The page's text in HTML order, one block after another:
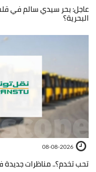
عاجل: بحر سيدي سالم في
البحرية؟
08-08-2026
تحب تخدم؟.. مناظرات